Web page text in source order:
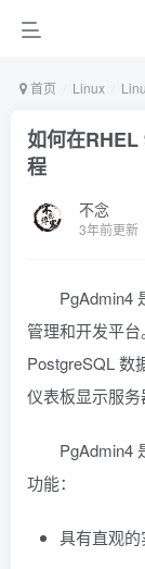
首页 Linux
如何在
程
不念
3年前更新
PgAdmin4
管理和开发平
PostgreSQL 数
仪表板显示服务
PgAdmin4
功能：
具有直观的